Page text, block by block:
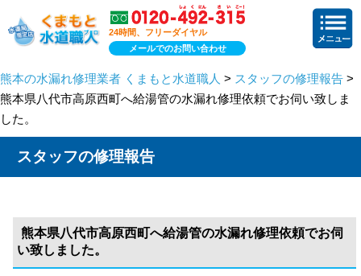
24時間、フリーダイヤル
メールでのお問い合わせ
熊本の水漏れ修理業者 くまもと水道職人 > スタッフの修理報告 >
熊本県八代市高原西町へ給湯管の水漏れ修理依頼でお伺い致しま
した。
スタッフの修理報告
熊本県八代市高原西町へ給湯管の水漏れ修理依頼でお伺
い致しました。